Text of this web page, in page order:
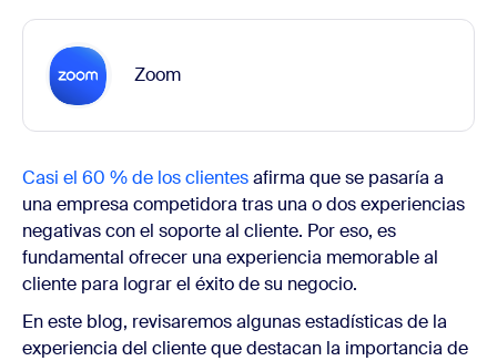
Zoom
Casi el 60 % de los clientesafirma que se pasaría a
una empresa competidora tras una o dos experiencias
negativas con el soporte al cliente. Por eso, es
fundamental ofrecer una experiencia memorable al
cliente para lograr el éxito de su negocio.
En este blog, revisaremosalgunas estadísticas de la
experiencia del cliente que destacan la importancia de